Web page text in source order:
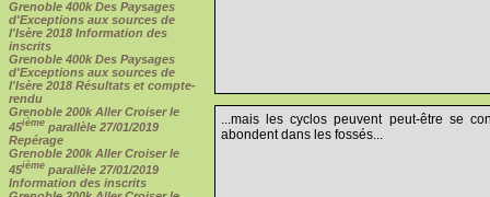
Grenoble 400k Des Paysages
d'Exceptions aux sources de
l'Isère 2018 Information des
inscrits
Grenoble 400k Des Paysages
d'Exceptions aux sources de
l'Isère 2018 Résultats et compte-
rendu
Grenoble 200k Aller Croiser le
45ième parallèle 27/01/2019
Repérage
Grenoble 200k Aller Croiser le
45ième parallèle 27/01/2019
Information des inscrits
...mais les cyclos peuvent peut-être se
abondent dans les fossés...